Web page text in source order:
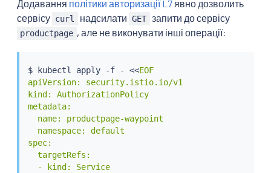
Додавання політики авторизації L7 явно дозволить
сервісу curl надсилати GET запити до сервісу
productpage , але не виконувати інші операції:
$ kubectl apply -f - <<EOF
apiVersion: security.istio.io/v1
kind: AuthorizationPolicy
metadata:
  name: productpage-waypoint
  namespace: default
spec:
  targetRefs:
  - kind: Service